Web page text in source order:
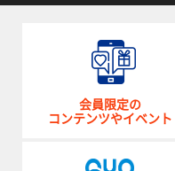
会員限定の
コンテンツやイベント